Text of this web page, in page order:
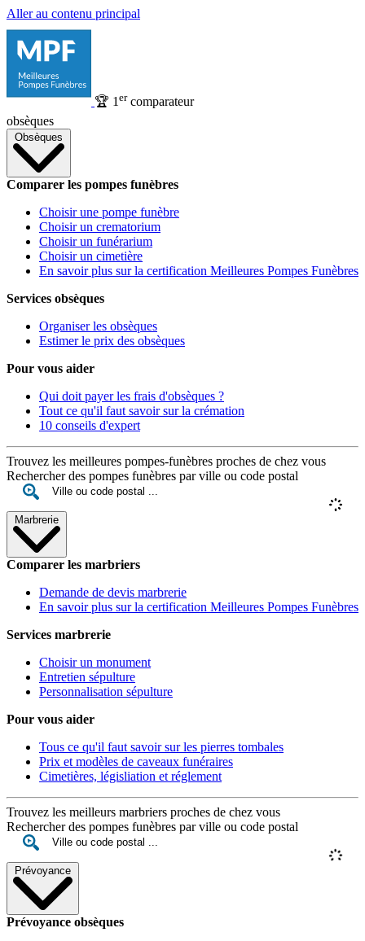
Aller au contenu principal
🏆 1 ercomparateur
obsèques
Obsèques
Comparer les pompes funèbres
Choisir une pompe funèbre
Choisir un crematorium
Choisir un funérarium
Choisir un cimetière
En savoir plus sur la certification Meilleures Pompes Funèbres
Services obsèques
Organiser les obsèques
Estimer le prix des obsèques
Pour vous aider
Qui doit payer les frais d'obsèques ?
Tout ce qu'il faut savoir sur la crémation
10 conseils d'expert
Trouvez les meilleures pompes-funèbres proches de chez vous
Rechercher des pompes funèbres par ville ou code postal
Marbrerie
Comparer les marbriers
Demande de devis marbrerie
En savoir plus sur la certification Meilleures Pompes Funèbres
Services marbrerie
Choisir un monument
Entretien sépulture
Personnalisation sépulture
Pour vous aider
Tous ce qu'il faut savoir sur les pierres tombales
Prix et modèles de caveaux funéraires
Cimetières, législiation et réglement
Trouvez les meilleurs marbriers proches de chez vous
Rechercher des pompes funèbres par ville ou code postal
Prévoyance
Prévoyance obsèques